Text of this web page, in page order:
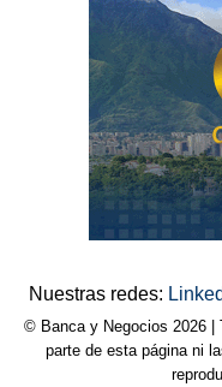
Nuestras redes:
© Banca y Negocios 2026 |
parte de esta página ni